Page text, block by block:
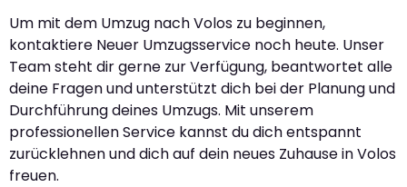
Um mit dem Umzug nach Volos zu beginnen,
kontaktiere Neuer Umzugsservice noch heute. Unser
Team steht dir gerne zur Verfügung, beantwortet alle
deine Fragen und unterstützt dich bei der Planung und
Durchführung deines Umzugs. Mit unserem
professionellen Service kannst du dich entspannt
zurücklehnen und dich auf dein neues Zuhause in Volos
freuen.